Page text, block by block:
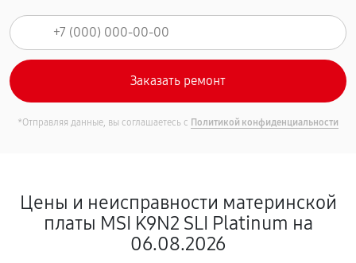
*Отправляя данные, вы соглашаетесь с Политикой конфиденциальности
Цены и неисправности материнской
платы MSI K9N2 SLI Platinum на
06.08.2026